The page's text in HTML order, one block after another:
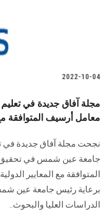
2022-10-04
مجلة آفاق جديدة في تعليم
معامل أرسيف المتوافقة مع
نجحت مجلة آفاق جديدة في
برعاية رئيس جامعة عين
الدراسات العليا والبحوث..